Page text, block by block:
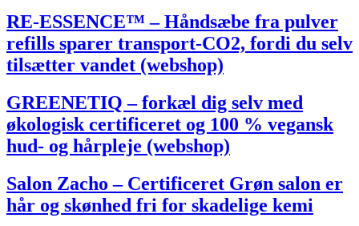
RE-ESSENCE™ – Håndsæbe fra pulver
refills sparer transport-CO2, fordi du selv
tilsætter vandet (webshop)
GREENETIQ – forkæl dig selv med
økologisk certificeret og 100 % vegansk
hud- og hårpleje (webshop)
Salon Zacho – Certificeret Grøn salon er
hår og skønhed fri for skadelige kemi